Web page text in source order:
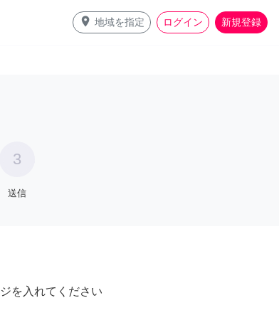
place 地域を指定 ログイン 新規登録
3
送信
を入れてください